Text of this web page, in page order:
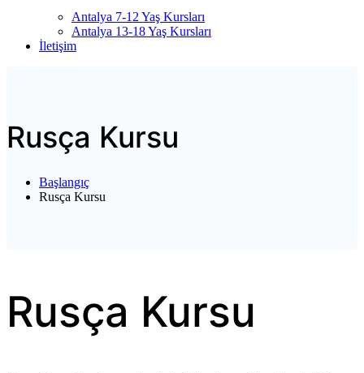
Antalya 7-12 Yaş Kursları
Antalya 13-18 Yaş Kursları
İletişim
Rusça Kursu
Başlangıç
Rusça Kursu
Rusça Kursu